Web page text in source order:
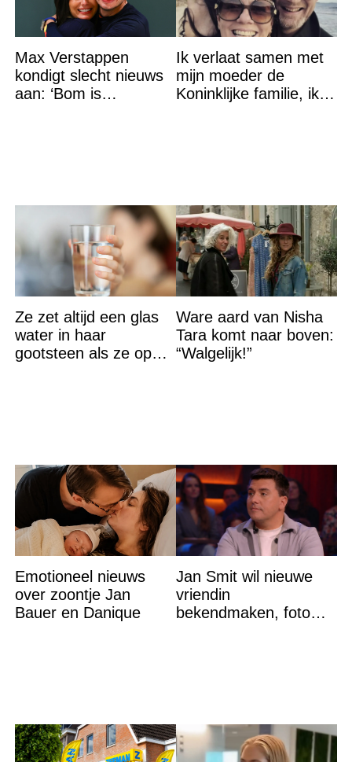
Max Verstappen
kondigt slecht nieuws
aan: ‘Bom is
Ik verlaat samen met
mijn moeder de
Koninklijke familie, ik
Ze zet altijd een glas
water in haar
gootsteen als ze op
Ware aard van Nisha
Tara komt naar boven:
“Walgelijk!”
Emotioneel nieuws
over zoontje Jan
Bauer en Danique
Jan Smit wil nieuwe
vriendin
bekendmaken, foto